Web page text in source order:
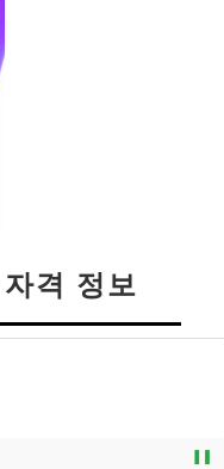
격 정보